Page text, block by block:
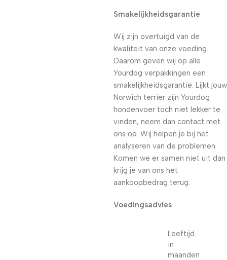
Smakelijkheidsgarantie
Wij zijn overtuigd van de
kwaliteit van onze voeding.
Daarom geven wij op alle
Yourdog verpakkingen een
smakelijkheidsgarantie. Lijkt jouw
Norwich terriër zijn Yourdog
hondenvoer toch niet lekker te
vinden, neem dan contact met
ons op. Wij helpen je bij het
analyseren van de problemen.
Komen we er samen niet uit dan
krijg je van ons het
aankoopbedrag terug.
Voedingsadvies
Leeftijd
in
maanden